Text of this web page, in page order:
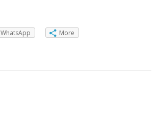
WhatsApp
More